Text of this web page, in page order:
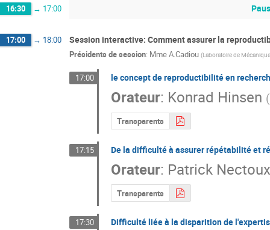
16:30 → 17:00
17:00 → 18:00 Session interactive: Comment assurer la
Présidents de session: MmeA.Cadiou (Laboratoire de
17:00 le concept de reproductibilité en
Orateur: Konrad Hinsen (
Transparents
17:15 De la difficulté à assurer répétabilité et
Orateur: Patrick Nectoux
Transparents
17:30 Difficulté liée à la disparition de